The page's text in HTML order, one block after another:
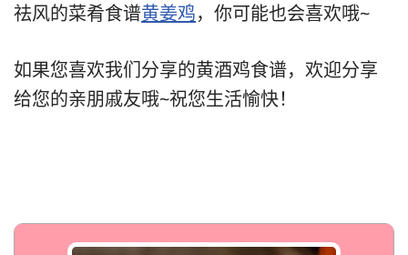
祛风的菜肴食谱黄姜鸡，你可能也会喜欢哦~
如果您喜欢我们分享的黄酒鸡食谱，欢迎分享
给您的亲朋戚友哦~祝您生活愉快！